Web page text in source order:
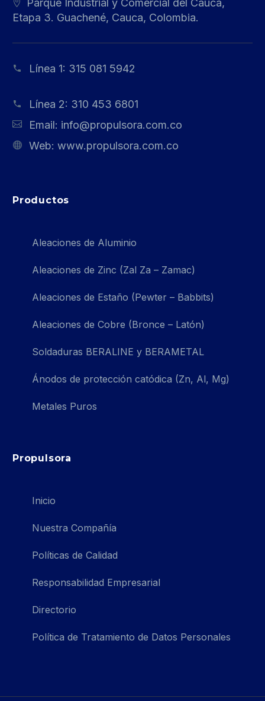
Etapa 3. Guachené, Cauca, Colombia.
Línea 1: 315 081 5942
Línea 2: 310 453 6801
Email: info@propulsora.com.co
Web: www.propulsora.com.co
Productos
Aleaciones de Aluminio
Aleaciones de Zinc (Zal Za – Zamac)
Aleaciones de Estaño (Pewter – Babbits)
Aleaciones de Cobre (Bronce – Latón)
Soldaduras BERALINE y BERAMETAL
Ánodos de protección catódica (Zn, Al, Mg)
Metales Puros
Propulsora
Inicio
Nuestra Compañía
Políticas de Calidad
Responsabilidad Empresarial
Directorio
Política de Tratamiento de Datos Personales